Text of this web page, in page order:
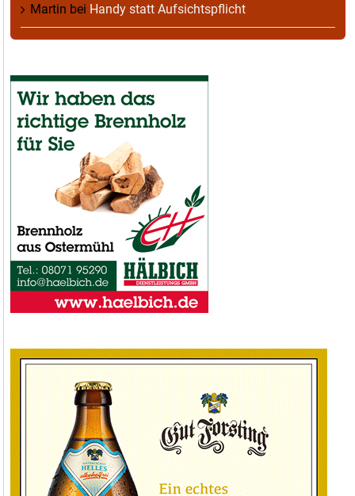
Martin bei Handy statt Aufsichtspflicht